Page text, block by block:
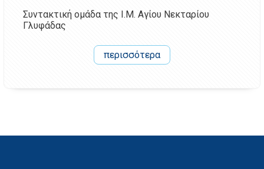
Συντακτική ομάδα της Ι.Μ. Αγίου Νεκταρίου
Γλυφάδας
περισσότερα